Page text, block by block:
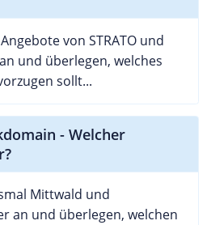
von STRATO und
und überlegen, welches
sollt...
- Welcher
Mittwald und
an und überlegen, welchen